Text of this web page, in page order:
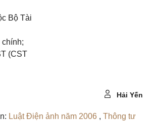
Bộ Tài
chính;
(CST
Hải Yến
Luật Điện ảnh năm 2006 , Thông tư